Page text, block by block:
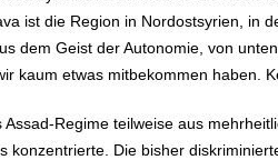
ist die Region in Nordostsyrien, in
dem Geist der Autonomie, von
kaum etwas mitbekommen haben.
Assad-Regime teilweise aus
konzentrierte. Die bisher